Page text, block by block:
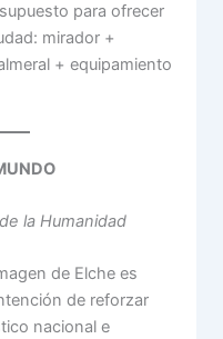
para ofrecer
mirador +
+ equipamiento
la Humanidad
de Elche es
de reforzar
nacional e